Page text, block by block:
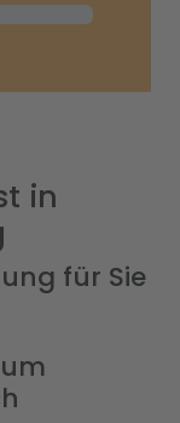
in
für Sie